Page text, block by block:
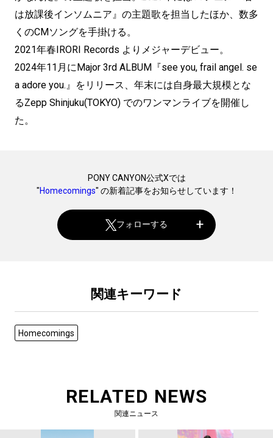
は放課後インソムニア』の主題歌を担当したほか、数多
くのCMソングを手掛ける。
2021年春IRORI Records よりメジャーデビュー。
2024年11月にMajor 3rd ALBUM『see you, frail angel. se
a adore you.』をリリース、年末には自身最大規模とな
るZepp Shinjuku(TOKYO) でのワンマンライブを開催し
た。
PONY CANYON公式Xでは
"Homecomings" の新着記事をお知らせしています！
フォローする
関連キーワード
Homecomings
RELATED NEWS
関連ニュース